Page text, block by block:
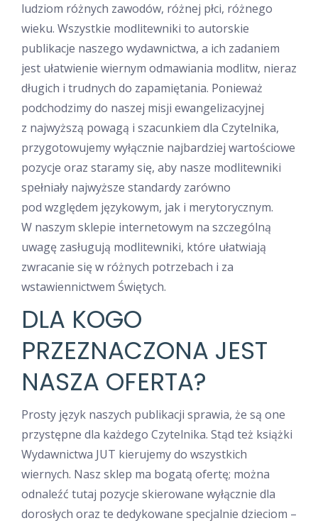
ludziom różnych zawodów, różnej płci, różnego
wieku. Wszystkie modlitewniki to autorskie
publikacje naszego wydawnictwa, a ich zadaniem
jest ułatwienie wiernym odmawiania modlitw, nieraz
długich i trudnych do zapamiętania. Ponieważ
podchodzimy do naszej misji ewangelizacyjnej
z najwyższą powagą i szacunkiem dla Czytelnika,
przygotowujemy wyłącznie najbardziej wartościowe
pozycje oraz staramy się, aby nasze modlitewniki
spełniały najwyższe standardy zarówno
pod względem językowym, jak i merytorycznym.
W naszym sklepie internetowym na szczególną
uwagę zasługują modlitewniki, które ułatwiają
zwracanie się w różnych potrzebach i za
wstawiennictwem Świętych.
DLA KOGO
PRZEZNACZONA JEST
NASZA OFERTA?
Prosty język naszych publikacji sprawia, że są one
przystępne dla każdego Czytelnika. Stąd też książki
Wydawnictwa JUT kierujemy do wszystkich
wiernych. Nasz sklep ma bogatą ofertę; można
odnaleźć tutaj pozycje skierowane wyłącznie dla
dorosłych oraz te dedykowane specjalnie dzieciom –